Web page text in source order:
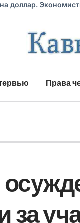
доллар.
Права